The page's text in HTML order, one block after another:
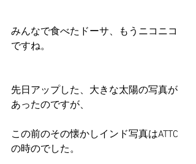
みんなで食べたドーサ、もうニコニコ
ですね。
先日アップした、大きな太陽の写真が
あったのですが、
この前のその懐かしインド写真はATTC
の時のでした。